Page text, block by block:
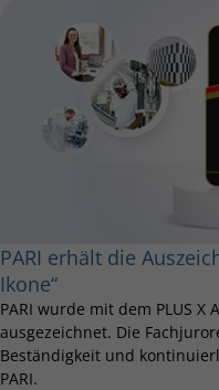
PARI erhält die
Ikone“
PARI wurde mit dem PLUS X
ausgezeichnet. Die
Beständigkeit und
PARI.